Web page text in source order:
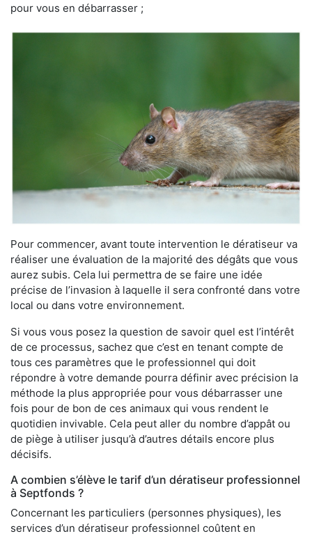
pour vous en débarrasser ;
Pour commencer, avant toute intervention le dératiseur va
réaliser une évaluation de la majorité des dégâts que vous
aurez subis. Cela lui permettra de se faire une idée
précise de l’invasion à laquelle il sera confronté dans votre
local ou dans votre environnement.
Si vous vous posez la question de savoir quel est l’intérêt
de ce processus, sachez que c’est en tenant compte de
tous ces paramètres que le professionnel qui doit
répondre à votre demande pourra définir avec précision la
méthode la plus appropriée pour vous débarrasser une
fois pour de bon de ces animaux qui vous rendent le
quotidien invivable. Cela peut aller du nombre d’appât ou
de piège à utiliser jusqu’à d’autres détails encore plus
décisifs.
A combien s’élève le tarif d’un dératiseur professionnel
à Septfonds ?
Concernant les particuliers (personnes physiques), les
services d’un dératiseur professionnel coûtent en